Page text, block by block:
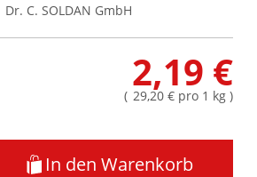
Dr. C. SOLDAN GmbH
2,19 €
( 29,20 € pro 1 kg)
In den Warenkorb